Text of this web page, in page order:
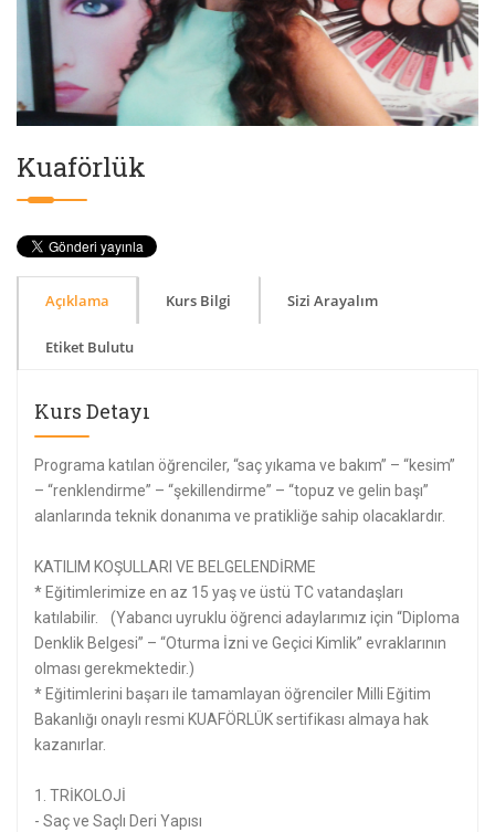
Kuaförlük
Açıklama Kurs Bilgi Sizi Arayalım
Etiket Bulutu
Kurs Detayı
Programa katılan öğrenciler, “saç yıkama ve bakım” – “kesim”
– “renklendirme” – “şekillendirme” – “topuz ve gelin başı”
alanlarında teknik donanıma ve pratikliğe sahip olacaklardır.
KATILIM KOŞULLARI VE BELGELENDİRME
* Eğitimlerimize en az 15 yaş ve üstü TC vatandaşları
katılabilir. (Yabancı uyruklu öğrenci adaylarımız için “Diploma
Denklik Belgesi” – “Oturma İzni ve Geçici Kimlik” evraklarının
olması gerekmektedir.)
* Eğitimlerini başarı ile tamamlayan öğrenciler Milli Eğitim
Bakanlığı onaylı resmi KUAFÖRLÜK sertifikası almaya hak
kazanırlar.
1. TRİKOLOJİ
- Saç ve Saçlı Deri Yapısı